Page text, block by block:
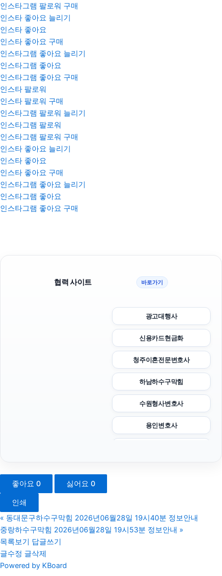
인스타그램 팔로워 구매
인스타 좋아요 늘리기
인스타 좋아요
인스타 좋아요 구매
인스타그램 좋아요 늘리기
인스타그램 좋아요
인스타그램 좋아요 구매
인스타 팔로워
인스타 팔로워 구매
인스타그램 팔로워 늘리기
인스타그램 팔로워
인스타그램 팔로워 구매
인스타 좋아요 늘리기
인스타 좋아요
인스타 좋아요 구매
인스타그램 좋아요 늘리기
인스타그램 좋아요
인스타그램 좋아요 구매
협력 사이트 바로가기
광고대행사
신용카드현금화
청주이혼전문변호사
하남하수구막힘
수원형사변호사
용인변호사
구로하수구막힘
좋아요 0 싫어요 0
인쇄
« 동대문구하수구막힘 2026년06월28일 19시40분 정보안내
중랑하수구막힘 2026년06월28일 19시53분 정보안내 »
목록보기 답글쓰기
글수정 글삭제
Powered by KBoard